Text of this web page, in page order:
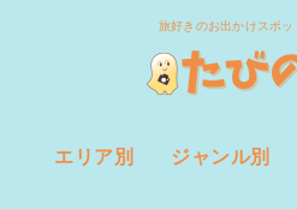
旅好きのお出かけスポ
エリア別 ジャンル別